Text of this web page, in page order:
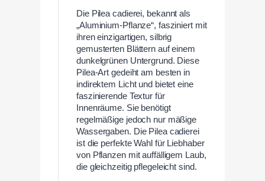
Die Pilea cadierei, bekannt als
„Aluminium-Pflanze“, fasziniert mit
ihren einzigartigen, silbrig
gemusterten Blättern auf einem
dunkelgrünen Untergrund. Diese
Pilea-Art gedeiht am besten in
indirektem Licht und bietet eine
faszinierende Textur für
Innenräume. Sie benötigt
regelmäßige jedoch nur mäßige
Wassergaben. Die Pilea cadierei
ist die perfekte Wahl für Liebhaber
von Pflanzen mit auffälligem Laub,
die gleichzeitig pflegeleicht sind.